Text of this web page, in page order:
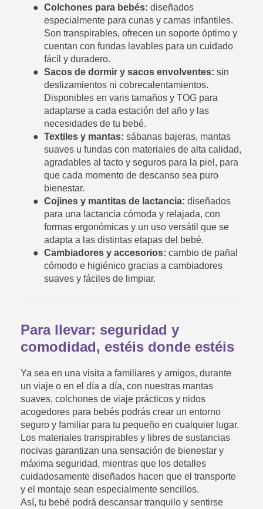
Colchones para bebés: diseñados
especialmente para cunas y camas infantiles.
Son transpirables, ofrecen un soporte óptimo y
cuentan con fundas lavables para un cuidado
fácil y duradero.
Sacos de dormir y sacos envolventes: sin
deslizamientos ni cobrecalentamientos.
Disponibles en varis tamaños y TOG para
adaptarse a cada estación del año y las
necesidades de tu bebé.
Textiles y mantas: sábanas bajeras, mantas
suaves u fundas con materiales de alta calidad,
agradables al tacto y seguros para la piel, para
que cada momento de descanso sea puro
bienestar.
Cojines y mantitas de lactancia: diseñados
para una lactancia cómoda y relajada, con
formas ergonómicas y un uso versátil que se
adapta a las distintas etapas del bebé.
Cambiadores y accesorios: cambio de pañal
cómodo e higiénico gracias a cambiadores
suaves y fáciles de limpiar.
Para llevar: seguridad y
comodidad, estéis donde estéis
Ya sea en una visita a familiares y amigos, durante
un viaje o en el día a día, con nuestras mantas
suaves, colchones de viaje prácticos y nidos
acogedores para bebés podrás crear un entorno
seguro y familiar para tu pequeño en cualquier lugar.
Los materiales transpirables y libres de sustancias
nocivas garantizan una sensación de bienestar y
máxima seguridad, mientras que los detalles
cuidadosamente diseñados hacen que el transporte
y el montaje sean especialmente sencillos.
Así, tu bebé podrá descansar tranquilo y sentirse